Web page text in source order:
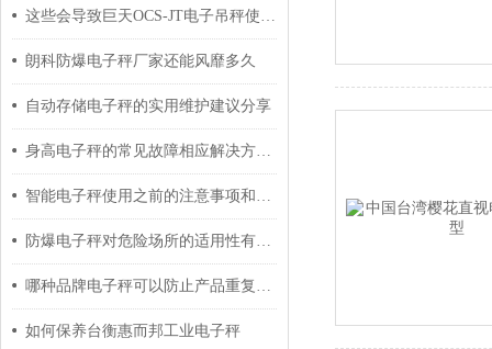
这些会导致巨天OCS-JT电子吊秤使用寿命减少的因素要注意避免
朗科防爆电子秤厂家还能风靡多久
自动存储电子秤的实用维护建议分享
身高电子秤的常见故障相应解决方法分享
智能电子秤使用之前的注意事项和日常保养方法
防爆电子秤对危险场所的适用性有哪些？
哪种品牌电子秤可以防止产品重复称重提示功能？
如何保养台衡惠而邦工业电子秤